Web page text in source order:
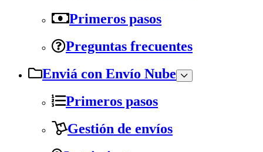
Primeros pasos
Preguntas frecuentes
Enviá con Envío Nube
Primeros pasos
Gestión de envíos